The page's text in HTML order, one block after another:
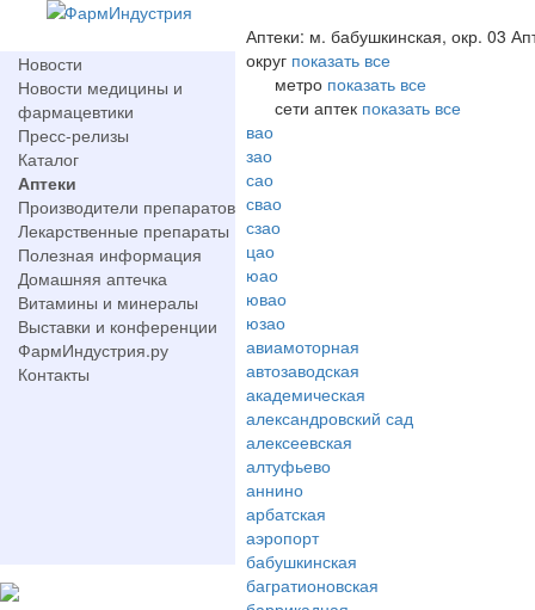
Новости
Новости медицины и
фармацевтики
Пресс-релизы
Каталог
Аптеки
Производители препаратов
Лекарственные препараты
Полезная информация
Домашняя аптечка
Витамины и минералы
Выставки и конференции
ФармИндустрия.ру
Контакты
Аптеки: м. бабушкинская, окр. 03
округ показать все
метро показать все
сети аптек показать все
вао
зао
сао
свао
сзао
цао
юао
ювао
юзао
авиамоторная
автозаводская
академическая
александровский сад
алексеевская
алтуфьево
аннино
арбатская
аэропорт
бабушкинская
багратионовская